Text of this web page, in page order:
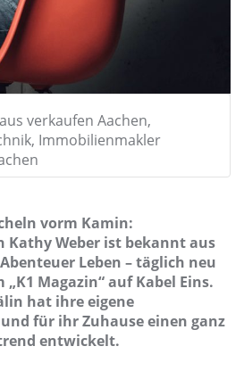
verkaufen Aachen,
Immobilienmakler
vorm Kamin:
Kathy Weber ist bekannt aus
Leben – täglich neu
Magazin“ auf Kabel Eins.
hat ihre eigene
für ihr Zuhause einen ganz
entwickelt.